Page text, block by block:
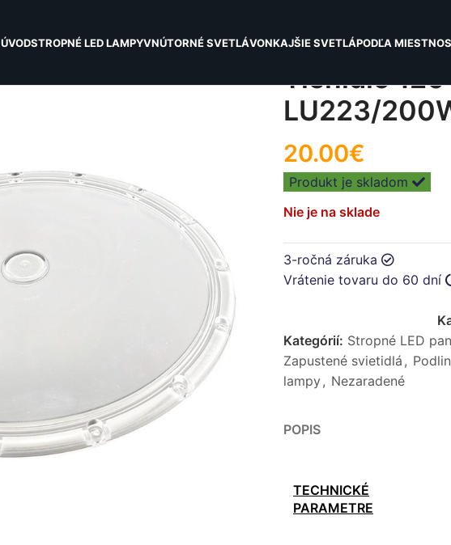
ÚVODSTROPNÉ LED LAMPYVNÚTORNÉ SVETLÁVONKAJŠIE SVETLÁPODĽA
Tienidlo
LU223/
20.00€
Produkt je skladom
Nie je na sklade
3-ročná záruka
Vrátenie tovaru do 60 dní
Kategórií: Stropné LED
Zapustené svietidlá ,
lampy, Nezaradené
POPIS
TECHNICKÉ
PARAMETRE